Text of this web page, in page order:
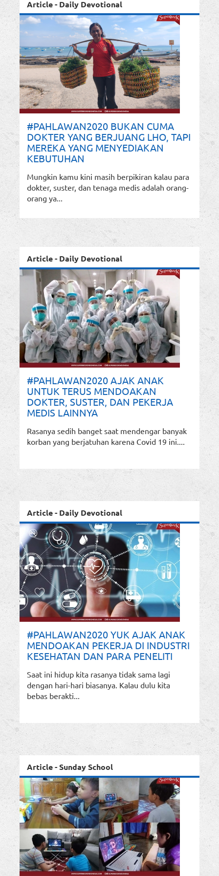
Article - Daily Devotional
#PAHLAWAN2020 BUKAN CUMA
DOKTER YANG BERJUANG LHO, TAPI
MEREKA YANG MENYEDIAKAN
KEBUTUHAN
Mungkin kamu kini masih berpikiran kalau para
dokter, suster, dan tenaga medis adalah orang-
orang ya...
Article - Daily Devotional
#PAHLAWAN2020 AJAK ANAK
UNTUK TERUS MENDOAKAN
DOKTER, SUSTER, DAN PEKERJA
MEDIS LAINNYA
Rasanya sedih banget saat mendengar banyak
korban yang berjatuhan karena Covid 19 ini....
Article - Daily Devotional
#PAHLAWAN2020 YUK AJAK ANAK
MENDOAKAN PEKERJA DI INDUSTRI
KESEHATAN DAN PARA PENELITI
Saat ini hidup kita rasanya tidak sama lagi
dengan hari-hari biasanya. Kalau dulu kita
bebas berakti...
Article - Sunday School